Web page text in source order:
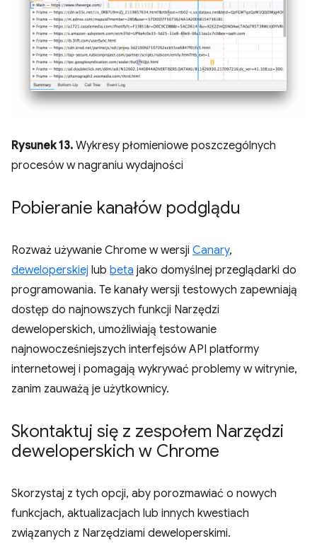
Rysunek 13. Wykresy płomieniowe poszczególnych
procesów w nagraniu wydajności
Pobieranie kanałów podglądu
Rozważ używanie Chrome w wersji Canary,
deweloperskiej lub beta jako domyślnej przeglądarki do
programowania. Te kanały wersji testowych zapewniają
dostęp do najnowszych funkcji Narzędzi
deweloperskich, umożliwiają testowanie
najnowocześniejszych interfejsów API platformy
internetowej i pomagają wykrywać problemy w witrynie,
zanim zauważą je użytkownicy.
Skontaktuj się z zespołem Narzędzi
deweloperskich w Chrome
Skorzystaj z tych opcji, aby porozmawiać o nowych
funkcjach, aktualizacjach lub innych kwestiach
związanych z Narzędziami deweloperskimi.